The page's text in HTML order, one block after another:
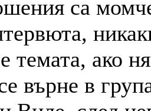
са
темата, ако
върне в